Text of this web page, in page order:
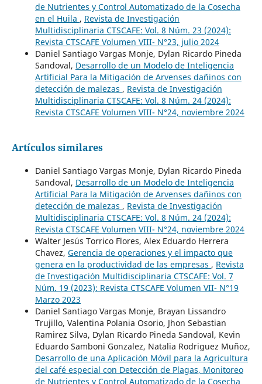
de Nutrientes y Control Automatizado de la Cosecha
en el Huila , Revista de Investigación
Multidisciplinaria CTSCAFE: Vol. 8 Núm. 23 (2024):
Revista CTSCAFE Volumen VIII- N°23, julio 2024
Daniel Santiago Vargas Monje, Dylan Ricardo Pineda
Sandoval, Desarrollo de un Modelo de Inteligencia
Artificial Para la Mitigación de Arvenses dañinos con
detección de malezas , Revista de Investigación
Multidisciplinaria CTSCAFE: Vol. 8 Núm. 24 (2024):
Revista CTSCAFE Volumen VIII- N°24, noviembre 2024
Artículos similares
Daniel Santiago Vargas Monje, Dylan Ricardo Pineda
Sandoval, Desarrollo de un Modelo de Inteligencia
Artificial Para la Mitigación de Arvenses dañinos con
detección de malezas , Revista de Investigación
Multidisciplinaria CTSCAFE: Vol. 8 Núm. 24 (2024):
Revista CTSCAFE Volumen VIII- N°24, noviembre 2024
Walter Jesús Torrico Flores, Alex Eduardo Herrera
Chavez, Gerencia de operaciones y el impacto que
genera en la productividad de las empresas , Revista
de Investigación Multidisciplinaria CTSCAFE: Vol. 7
Núm. 19 (2023): Revista CTSCAFE Volumen VII- N°19
Marzo 2023
Daniel Santiago Vargas Monje, Brayan Lissandro
Trujillo, Valentina Polania Osorio, Jhon Sebastian
Ramirez Silva, Dylan Ricardo Pineda Sandoval, Kevin
Eduardo Samboni Gonzalez, Natalia Rodriguez Muñoz,
Desarrollo de una Aplicación Móvil para la Agricultura
del café especial con Detección de Plagas, Monitoreo
de Nutrientes y Control Automatizado de la Cosecha